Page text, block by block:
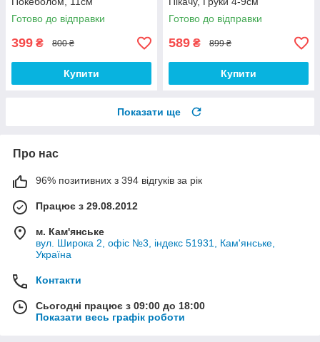
Готово до відправки
399 ₴ 800 ₴
Купити
Готово до відправки
589 ₴ 899 ₴
Купити
Показати ще
Про нас
96% позитивних з 394 відгуків за рік
Працює з 29.08.2012
м. Кам'янське
вул. Широка 2, офіс №3, індекс 51931, Кам'янське,
Україна
Контакти
Сьогодні працює з 09:00 до 18:00
Показати весь графік роботи